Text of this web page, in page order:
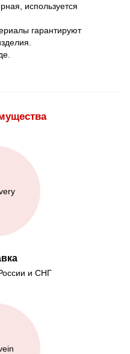
используется
гарантируют
и СНГ